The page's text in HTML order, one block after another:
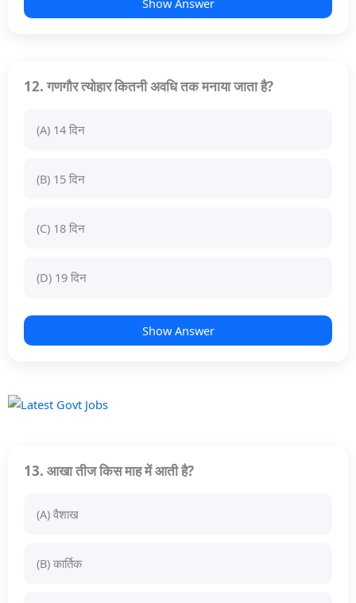
12. गणगौर त्योहार कितनी अवधि तक मनाया जाता है?
(A) 14 दिन
(B) 15 दिन
(C) 18 दिन
(D) 19 दिन
Show Answer
13. आखा तीज किस माह में आती है?
(A) वैशाख
(B) कार्तिक